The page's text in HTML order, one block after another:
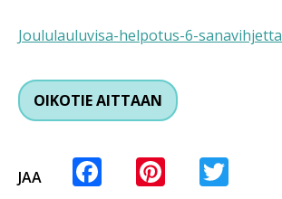
Joululauluvisa-helpotus-6-sanavihjetta
OIKOTIE AITTAAN
JAA Facebook
Pinterest